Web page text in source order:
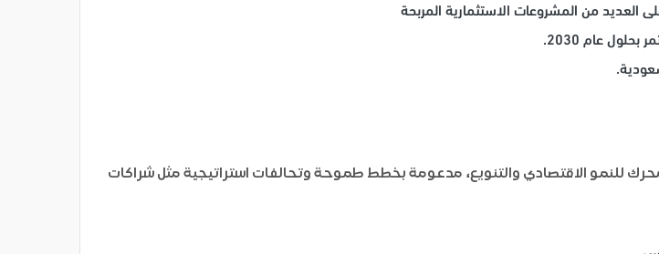
العديد من المشروعات الاستثمارية المربحة
للنمو الاقتصادي والتنويع، مدعومة بخطط طموحة وتحالفات استراتيجية مثل شراكات